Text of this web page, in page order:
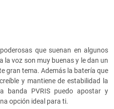
que suenan en algunos
la voz son muy buenas y le dan un
gran tema. Además la batería que
y mantiene de estabilidad la
banda PVRIS puedo apostar y
opción ideal para ti.